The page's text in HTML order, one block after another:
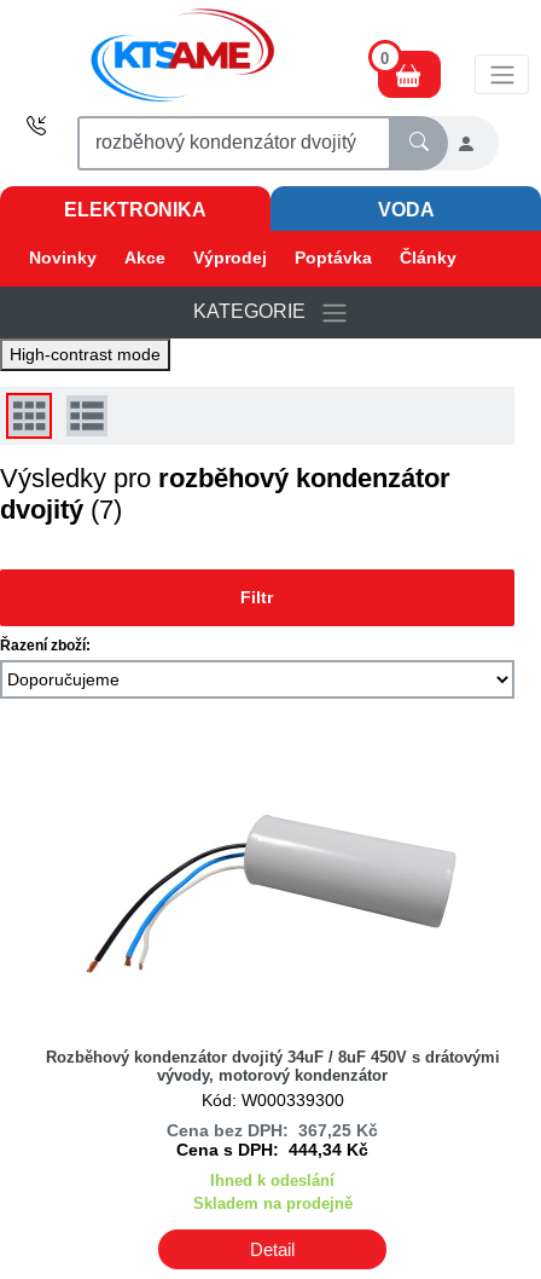
0
ELEKTRONIKA VODA
Novinky Akce Výprodej Poptávka Články
KATEGORIE
High-contrast mode
Výsledky pro rozběhový kondenzátor
dvojitý (7)
Filtr
Řazení zboží:
Rozběhový kondenzátor dvojitý 34uF / 8uF 450V s drátovými
vývody, motorový kondenzátor
Kód: W000339300
Cena bez DPH: 367,25 Kč
Cena s DPH: 444,34 Kč
Ihned k odeslání
Skladem na prodejně
Detail